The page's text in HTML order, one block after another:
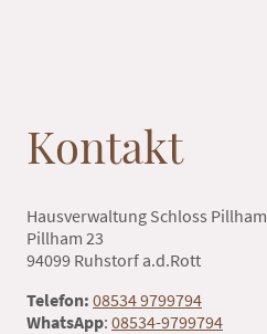
Kontakt
Hausverwaltung Schloss Pillham
Pillham 23
94099 Ruhstorf a.d.Rott
Telefon: 08534 9799794
WhatsApp: 08534-9799794